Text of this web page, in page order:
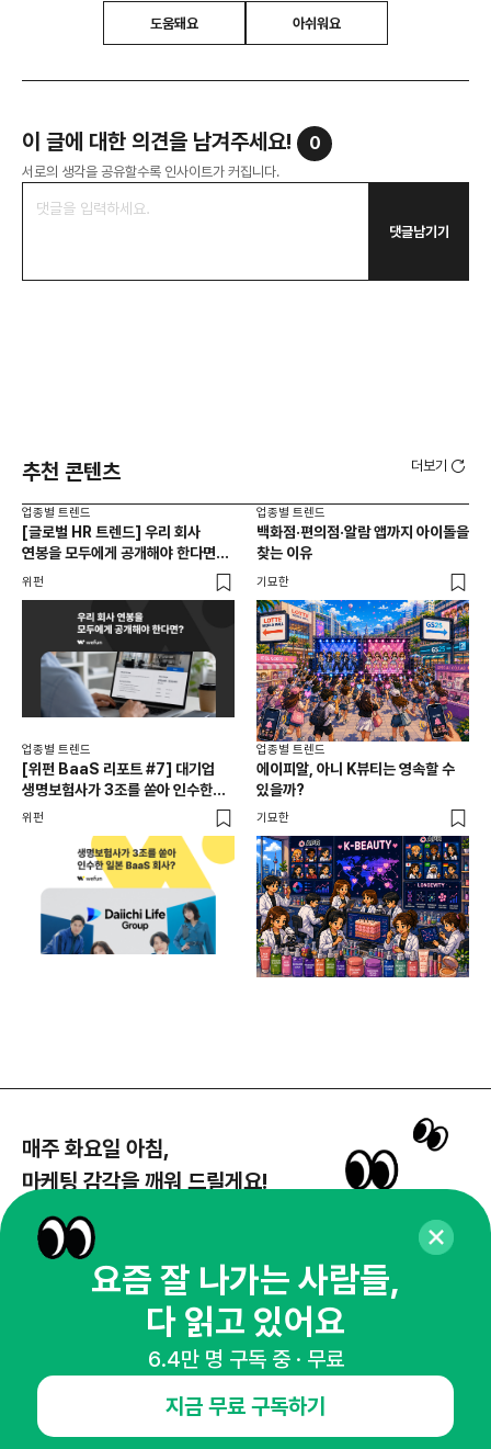
도움돼요 아쉬워요
이 글에 대한 의견을 남겨주세요! 0
서로의 생각을 공유할수록 인사이트가 커집니다.
댓글남기기
추천 콘텐츠 더보기
업종별 트렌드
[글로벌 HR 트렌드] 우리 회사
연봉을 모두에게 공개해야 한다면? |
급여 투명성 법, 해외 사례, 연봉
위펀
업종별 트렌드
백화점·편의점·알람 앱까지 아이돌을
찾는 이유
기묘한
업종별 트렌드
[위펀 BaaS 리포트 #7] 대기업
생명보험사가 3조를 쏟아 인수한
일본 BaaS 회사의 정체는?
위펀
업종별 트렌드
에이피알, 아니 K뷰티는 영속할 수
있을까?
기묘한
매주 화요일 아침,
마케팅 감각을 깨워 드릴게요!
뉴스레터 구독하기
오픈애즈란
요즘 잘 나가는 사람들,
다 읽고 있어요
6.4만 명 구독 중 · 무료
지금 무료 구독하기